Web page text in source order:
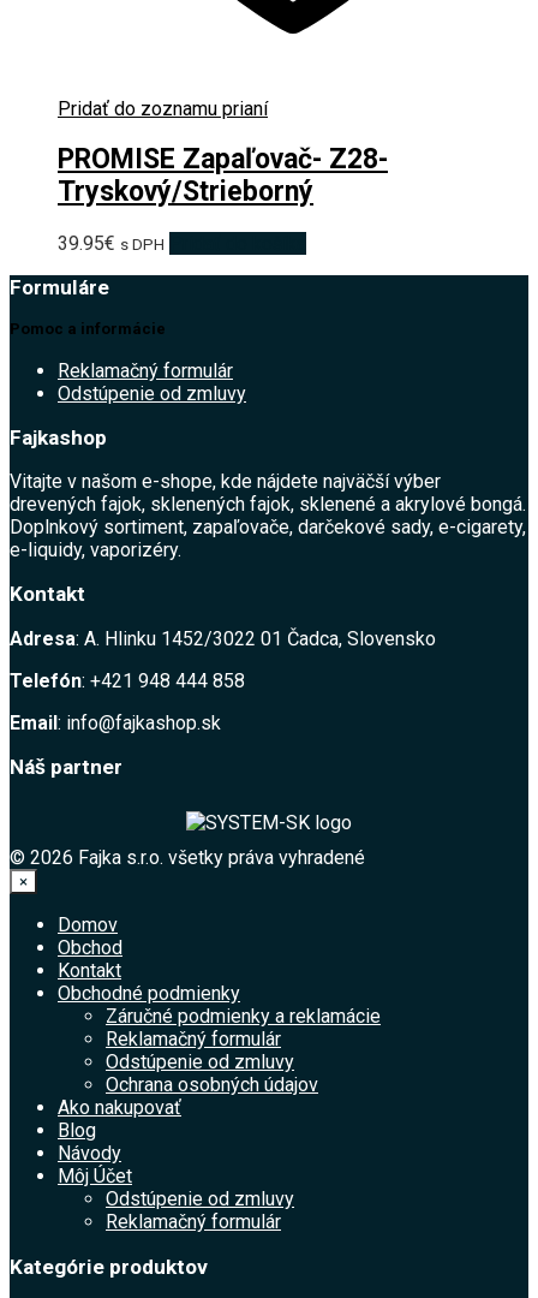
Pridať do zoznamu prianí
PROMISE Zapaľovač- Z28-
Tryskový/Strieborný
39.95€ s DPH
Formuláre
Pomoc a informácie
Reklamačný formulár
Odstúpenie od zmluvy
Fajkashop
Vitajte v našom e-shope, kde nájdete najväčší výber
drevených fajok, sklenených fajok, sklenené a akrylové bongá.
Doplnkový sortiment, zapaľovače, darčekové sady, e-cigarety,
e-liquidy, vaporizéry.
Kontakt
Adresa: A. Hlinku 1452/3022 01 Čadca, Slovensko
Telefón: +421 948 444 858
Email: info@fajkashop.sk
Náš partner
© 2026 Fajka s.r.o. všetky práva vyhradené
×
Domov
Obchod
Kontakt
Obchodné podmienky
Záručné podmienky a reklamácie
Reklamačný formulár
Odstúpenie od zmluvy
Ochrana osobných údajov
Ako nakupovať
Blog
Návody
Môj Účet
Odstúpenie od zmluvy
Reklamačný formulár
Kategórie produktov